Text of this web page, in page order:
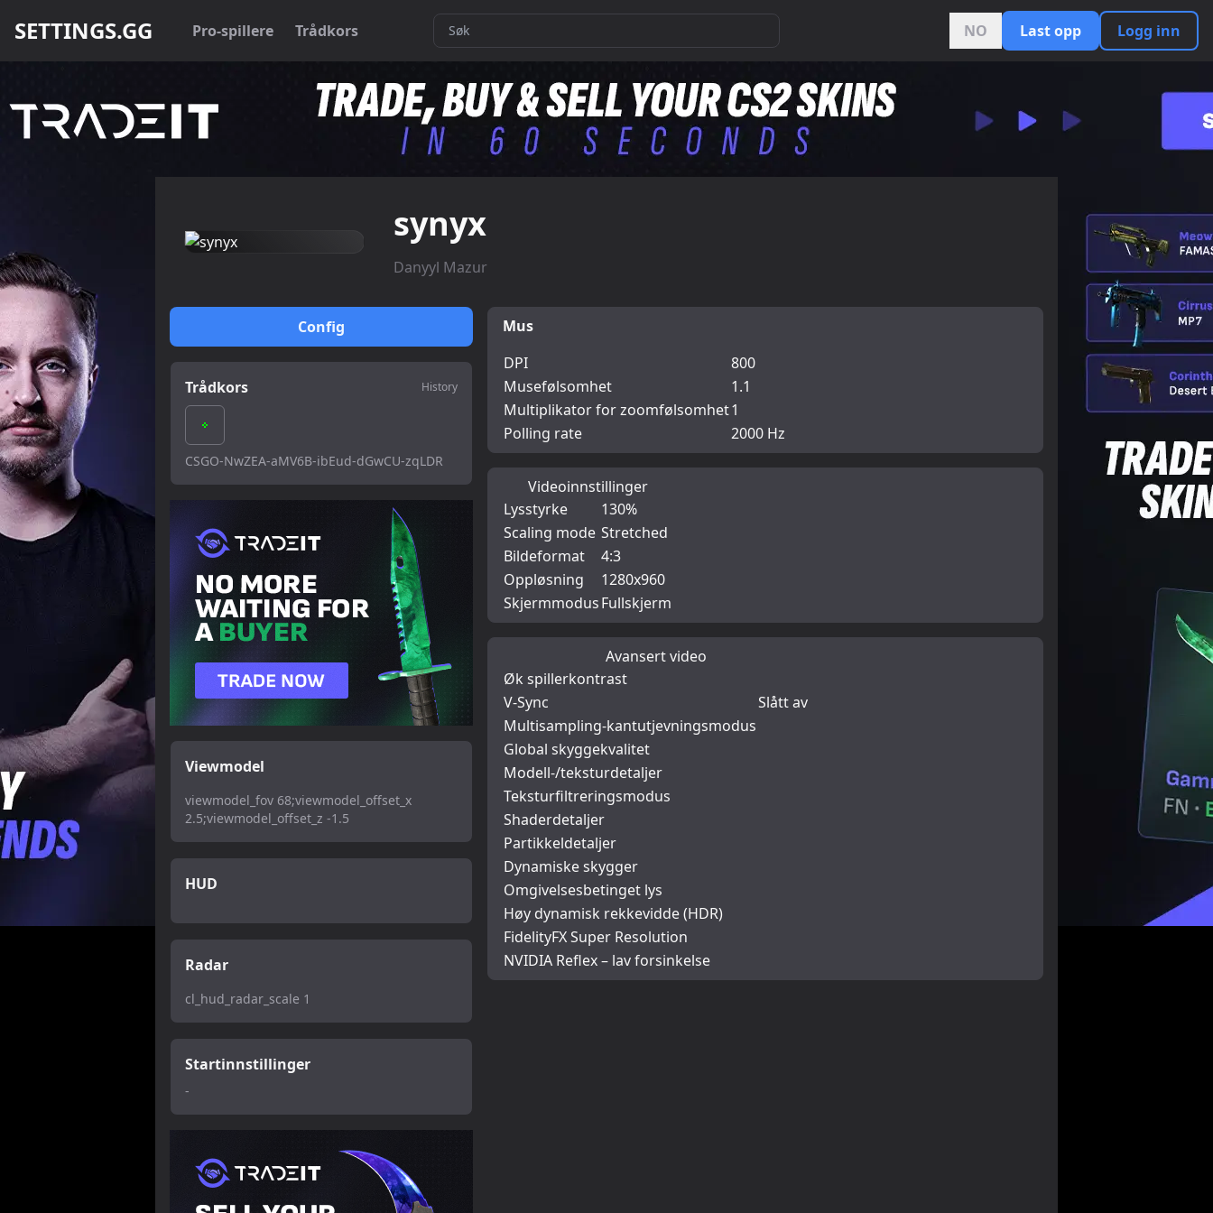
SETTINGS.GG Pro-spillere Trådkors NO Last opp Logg inn
synyx
Danyyl Mazur
Config
Trådkors History
CSGO-NwZEA-aMV6B-ibEud-dGwCU-zqLDR
Viewmodel
viewmodel_fov 68;viewmodel_offset_x
2.5;viewmodel_offset_z -1.5
HUD
Radar
cl_hud_radar_scale 1
Startinnstillinger
-
Mus
DPI
800
Musefølsomhet
1.1
Multiplikator for zoomfølsomhet1
Polling rate
2000 Hz
Videoinnstillinger
Lysstyrke
130%
Scaling mode Stretched
Bildeformat
4:3
Oppløsning
1280x960
SkjermmodusFullskjerm
Avansert video
Øk spillerkontrast
V-Sync
Slått av
Multisampling-kantutjevningsmodus
Global skyggekvalitet
Modell-/teksturdetaljer
Teksturfiltreringsmodus
Shaderdetaljer
Partikkeldetaljer
Dynamiske skygger
Omgivelsesbetinget lys
Høy dynamisk rekkevidde (HDR)
FidelityFX Super Resolution
NVIDIA Reflex – lav forsinkelse